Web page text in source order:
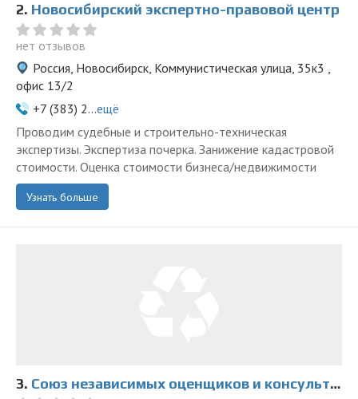
2. Новосибирский экспертно-правовой центр
нет отзывов
Россия, Новосибирск, Коммунистическая улица, 35к3 ,
офис 13/2
+7 (383) 2...ещё
Проводим судебные и строительно-техническая
экспертизы. Экспертиза почерка. Занижение кадастровой
стоимости. Оценка стоимости бизнеса/недвижимости
Узнать больше
3. Союз независимых оценщиков и консультантов